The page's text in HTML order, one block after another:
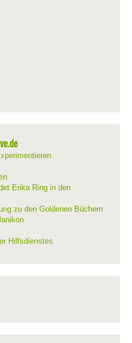
Erika Ring in den
zu den Goldenen Büchern
Hilfsdienstes